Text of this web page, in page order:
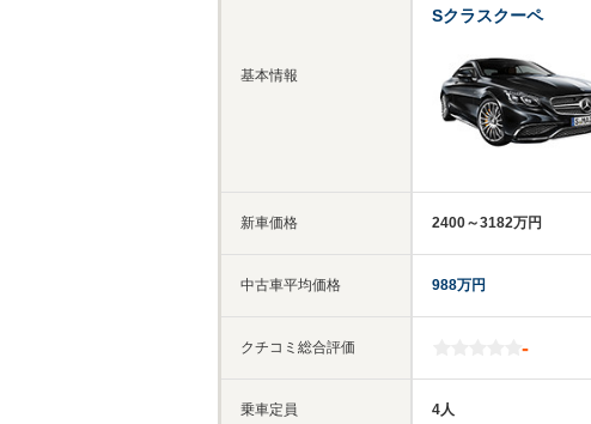
基本情報
新車価格
中古車平均価格
クチコミ総合評価
乗車定員
Sクラスクーペ
2400～3182万円
988万円
-
4人